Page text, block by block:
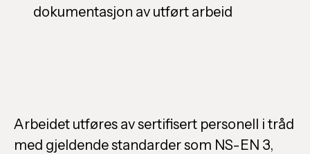
dokumentasjon av utført arbeid
Arbeidet utføres av sertifisert personell i tråd
med gjeldende standarder som NS-EN 3,